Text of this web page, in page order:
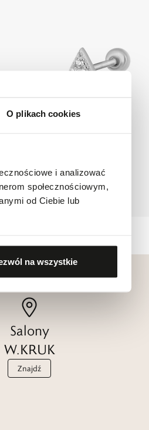
O plikach cookies
i analizować
społecznościowym,
od Ciebie lub
na wszystkie
Salony
W.KRUK
Znajdź